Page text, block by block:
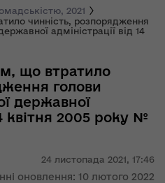
2021
чинність, розпорядження
адміністрації від 14
24 листопада 2021, 17:46
оновлення: 10 лютого 2022
що втратило
голови
державної
квітня 2005 року №